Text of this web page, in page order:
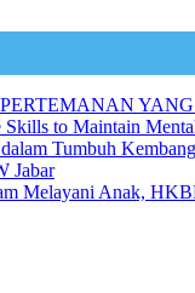
YANG
to Maintain
Tumbuh
Jabar
Melayani Anak,